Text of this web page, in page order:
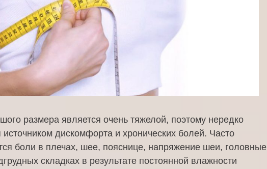
размера является очень тяжелой, поэтому нередко
источником дискомфорта и хронических болей. Часто
боли в плечах, шее, пояснице, напряжение шеи, головные
складках в результате постоянной влажности